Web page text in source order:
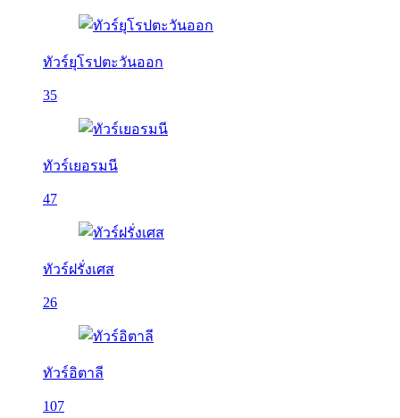
ทัวร์ยุโรปตะวันออก
35
ทัวร์เยอรมนี
47
ทัวร์ฝรั่งเศส
26
ทัวร์อิตาลี
107